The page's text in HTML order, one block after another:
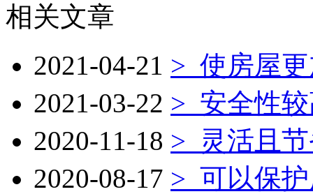
相关文章
2021-04-21 > 使房屋
2021-03-22 > 安全性
2020-11-18 > 灵活且
2020-08-17 > 可以保